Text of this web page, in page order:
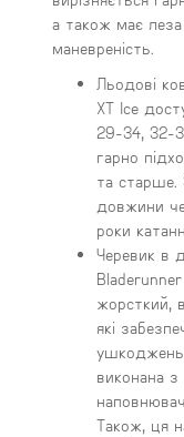
а також має
маневреність.
Льодові
XT Ice
29-34, 32-
гарно
та старше.
довжини
роки
Черевик в
жорсткий,
які
виконана
Також, ця